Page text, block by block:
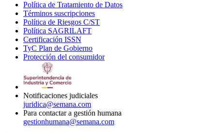
in
new
window
Política de Tratamiento de Datos
Términos suscripciones
in
Política de Riesgos C/ST
Política SAGRILAFT
new
window
Certificación ISSN
in
new
TyC Plan de Gobierno
in
Protección del consumidorOpens
Notificaciones judiciales
juridica@semana.com
Para contactar a gestión humana
gestionhumana@semana.com